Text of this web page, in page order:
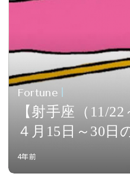
Fortune
【射手座（11/
４月15日～30日
4年前